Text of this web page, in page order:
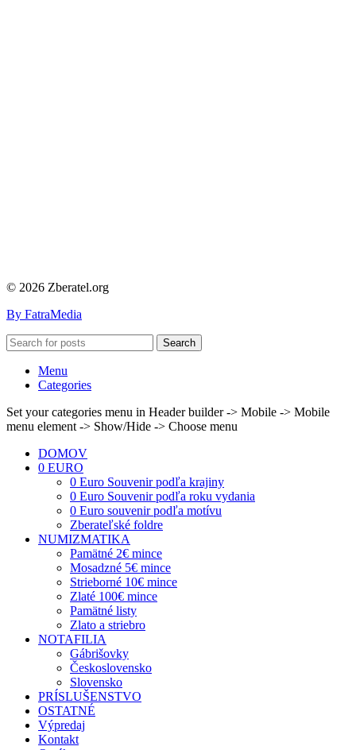
© 2026 Zberatel.org
By FatraMedia
Search
Menu
Categories
Set your categories menu in Header builder -> Mobile -> Mobile
menu element -> Show/Hide -> Choose menu
DOMOV
0 EURO
0 Euro Souvenir podľa krajiny
0 Euro Souvenir podľa roku vydania
0 Euro souvenir podľa motívu
Zberateľské foldre
NUMIZMATIKA
Pamätné 2€ mince
Mosadzné 5€ mince
Strieborné 10€ mince
Zlaté 100€ mince
Pamätné listy
Zlato a striebro
NOTAFILIA
Gábrišovky
Československo
Slovensko
PRÍSLUŠENSTVO
OSTATNÉ
Výpredaj
Kontakt